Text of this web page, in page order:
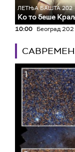
ЛЕТЊА БАШТА 202
Ко то беше
10:00 Београд 202